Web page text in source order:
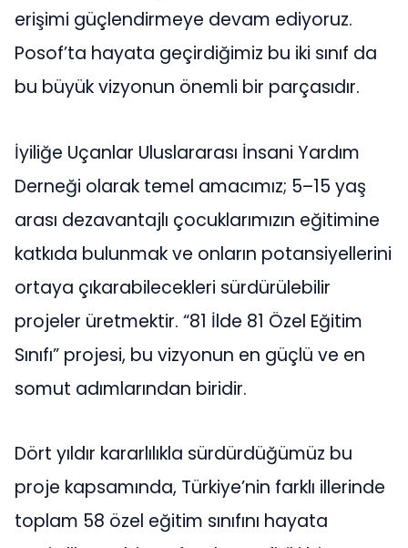
erişimi güçlendirmeye devam ediyoruz.
Posof’ta hayata geçirdiğimiz bu iki sınıf da
bu büyük vizyonun önemli bir parçasıdır.
İyiliğe Uçanlar Uluslararası İnsani Yardım
Derneği olarak temel amacımız; 5–15 yaş
arası dezavantajlı çocuklarımızın eğitimine
katkıda bulunmak ve onların potansiyellerini
ortaya çıkarabilecekleri sürdürülebilir
projeler üretmektir. “81 İlde 81 Özel Eğitim
Sınıfı” projesi, bu vizyonun en güçlü ve en
somut adımlarından biridir.
Dört yıldır kararlılıkla sürdürdüğümüz bu
proje kapsamında, Türkiye’nin farklı illerinde
toplam 58 özel eğitim sınıfını hayata